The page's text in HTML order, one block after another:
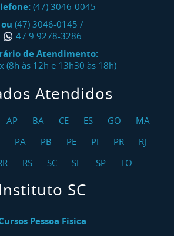
(47) 3046-0045
ou (47) 3046-0145 /
47 9 9278-3286
de Atendimento:
(8h às 12h e 13h30 às 18h)
Atendidos
AP BA CE ES GO
MA
PA PB PE PI PR
RJ
RS SC SE SP TO
Instituto SC
Pessoa Física